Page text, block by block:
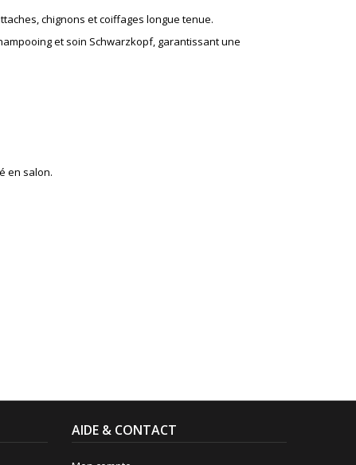
chignons et coiffages longue tenue.
et soin Schwarzkopf, garantissant une
en salon.
AIDE & CONTACT